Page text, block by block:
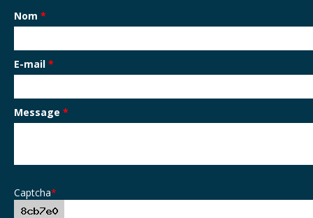
Nom *
E-mail *
Message *
Captcha*